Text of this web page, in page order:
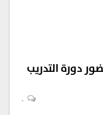
دورة التدريب
0